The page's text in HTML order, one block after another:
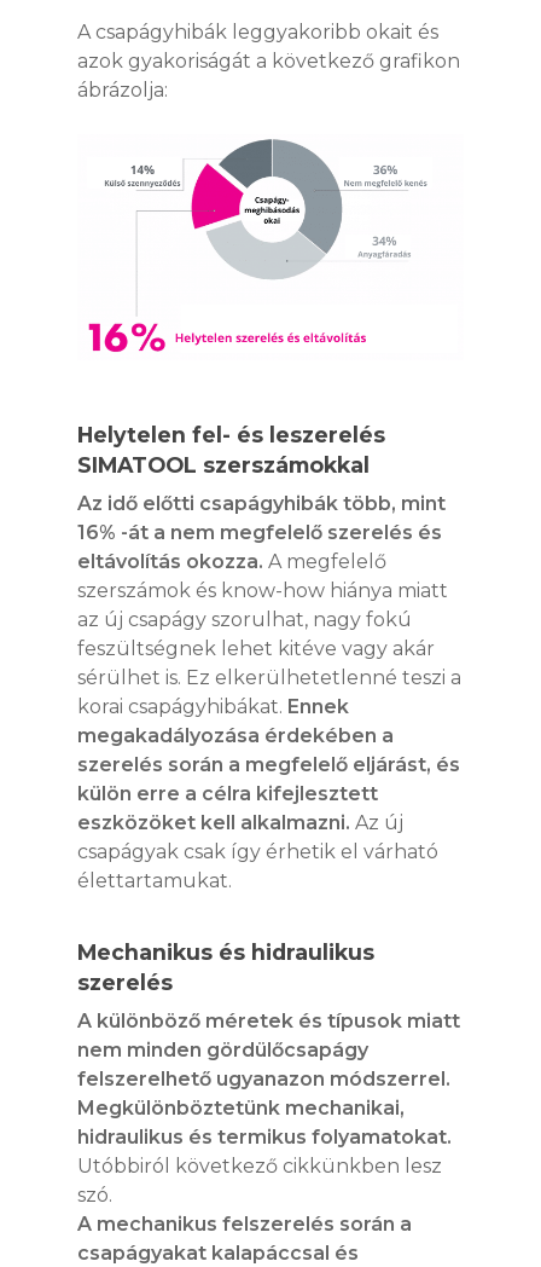
A csapágyhibák leggyakoribb okait és
azok gyakoriságát a következő grafikon
ábrázolja:
Helytelen fel- és leszerelés
SIMATOOL szerszámokkal
Az idő előtti csapágyhibák több, mint
16% -át a nem megfelelő szerelés és
eltávolítás okozza. A megfelelő
szerszámok és know-how hiánya miatt
az új csapágy szorulhat, nagy fokú
feszültségnek lehet kitéve vagy akár
sérülhet is. Ez elkerülhetetlenné teszi a
korai csapágyhibákat. Ennek
megakadályozása érdekében a
szerelés során a megfelelő eljárást, és
külön erre a célra kifejlesztett
eszközöket kell alkalmazni. Az új
csapágyak csak így érhetik el várható
élettartamukat.
Mechanikus és hidraulikus
szerelés
A különböző méretek és típusok miatt
nem minden gördülőcsapágy
felszerelhető ugyanazon módszerrel.
Megkülönböztetünk mechanikai,
hidraulikus és termikus folyamatokat.
Utóbbiról következő cikkünkben lesz
szó.
A mechanikus felszerelés során a
csapágyakat kalapáccsal és